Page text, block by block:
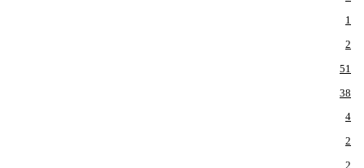
1
2
51
38
4
2
2